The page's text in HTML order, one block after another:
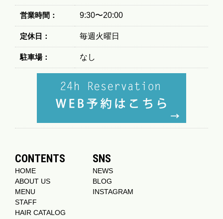
営業時間： 9:30〜20:00
定休日： 毎週火曜日
駐車場： なし
CONTENTS
HOME
ABOUT US
MENU
STAFF
HAIR CATALOG
SNS
NEWS
BLOG
INSTAGRAM